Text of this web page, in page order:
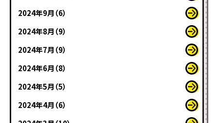
2024年9月（6）
2024年8月（9）
2024年7月（9）
2024年6月（8）
2024年5月（5）
2024年4月（6）